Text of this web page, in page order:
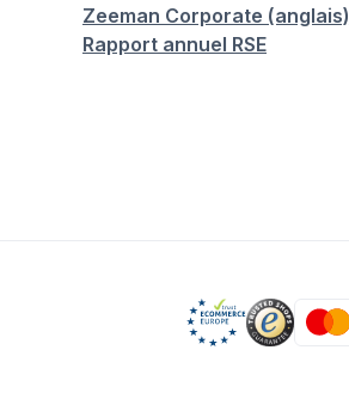
Zeeman Corporate (anglais)
Rapport annuel RSE